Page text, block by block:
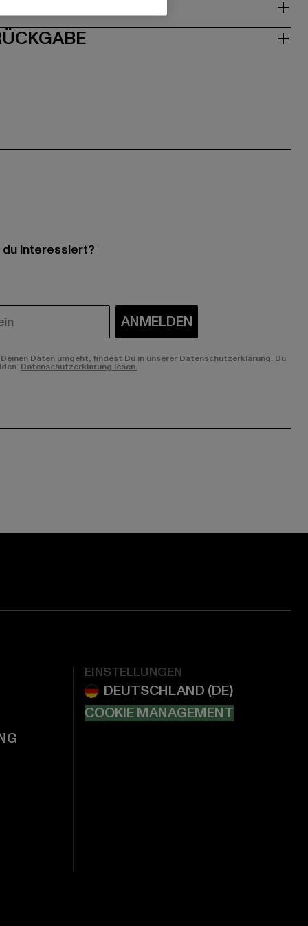
interessiert?
ANMELDEN
Daten umgeht, findest Du in unserer Datenschutzerklärung. Du
Datenschutzerklärung lesen.
EINSTELLUNGEN
COOKIE MANAGEMENT